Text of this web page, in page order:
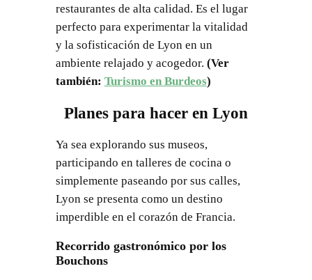
restaurantes de alta calidad. Es el lugar
perfecto para experimentar la vitalidad
y la sofisticación de Lyon en un
ambiente relajado y acogedor. (Ver
también: Turismo en Burdeos)
Planes para hacer en Lyon
Ya sea explorando sus museos,
participando en talleres de cocina o
simplemente paseando por sus calles,
Lyon se presenta como un destino
imperdible en el corazón de Francia.
Recorrido gastronómico por los
Bouchons